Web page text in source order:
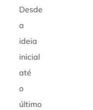
Desde
a
ideia
inicial
até
o
último